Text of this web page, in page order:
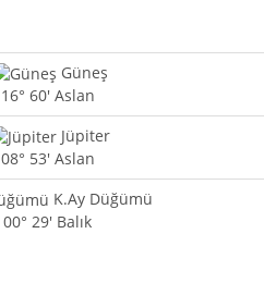
Güneş
16° 60' Aslan
Jüpiter
08° 53' Aslan
K.Ay Düğümü
00° 29' Balık